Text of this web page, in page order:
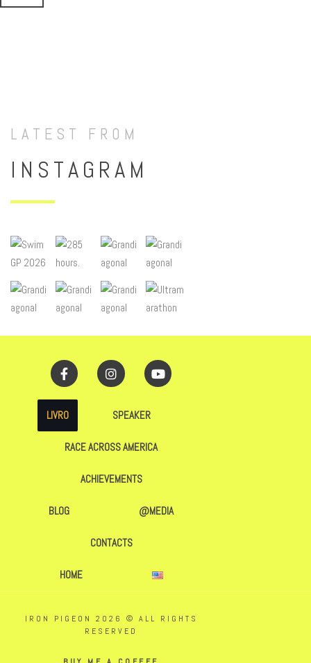
LATEST FROM
INSTAGRAM
LIVRO SPEAKER
RACE ACROSS AMERICA
ACHIEVEMENTS
BLOG @MEDIA
CONTACTS
HOME
IRON PIGEON 2026 © ALL RIGHTS
RESERVED